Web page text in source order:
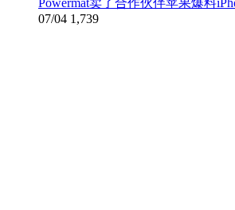
Powermat卖了合作伙伴苹果爆料
07/04 1,739